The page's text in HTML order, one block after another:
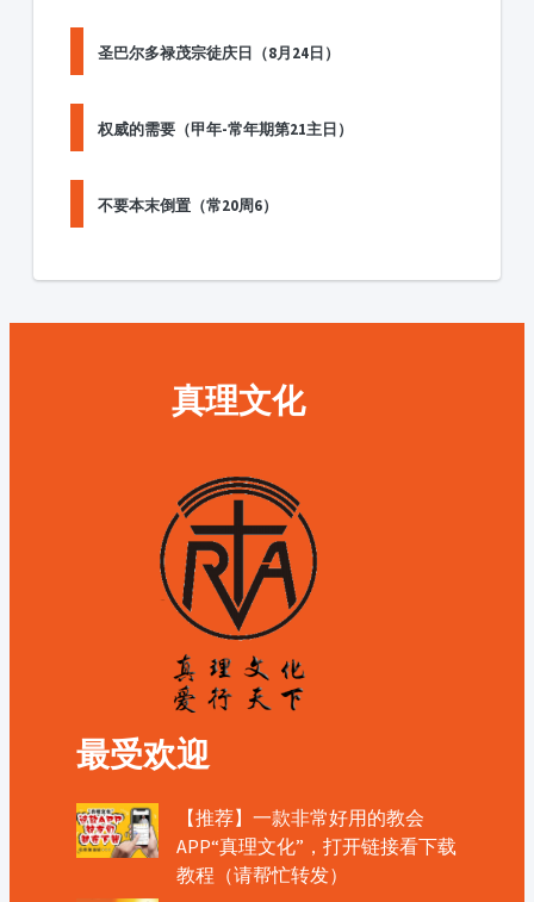
圣巴尔多禄茂宗徒庆日（8月24日）
权威的需要（甲年-常年期第21主日）
不要本末倒置（常20周6）
真理文化
最受欢迎
【推荐】一款非常好用的教会
APP“真理文化”，打开链接看下载
教程（请帮忙转发）